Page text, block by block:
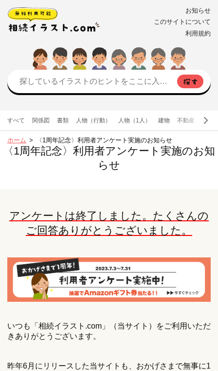
お知らせ
このサイトについて
利用規約
すべて 関係図 書類 人物（行動） 人物（1人） 建物 不動産 お金
〈1周年記念〉利用者アンケート実施のお知
らせ
ホーム 〈1周年記念〉利用者アンケート実施のお知らせ
アンケートは終了しました。たくさんの
ご回答ありがとうございました。
いつも「相続イラスト.com」（当サイト）をご利用いただ
きありがとうございます。
昨年6月にリリースした当サイトも、おかげさまで無事に1